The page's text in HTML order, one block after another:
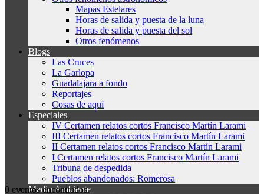
Mapas Estelares
Horas de salida y puesta de la luna
Horas de salida y puesta del sol
Otros fenómenos
Blogs
Las Cruces
La Garlopa
Guadalajara a fondo
Reportajes
Cosas de aquí
Especiales
IV Certamen relatos cortos Francisco Martín Larami
III Certamen relatos cortos Francisco Martín Larami
II Certamen relatos cortos Francisco Martín Larami
I Certamen relatos cortos Francisco Martín Larami
Tribuna de despedida
Pueblos abandonados: Romerosa
Medio Ambiente
0 eventos encontrados.